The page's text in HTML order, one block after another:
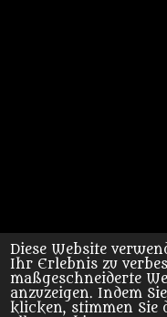
Diese Website
Ihr Erlebnis zu
maßgeschneiderte
anzuzeigen. Indem
klicken, stimmen Sie